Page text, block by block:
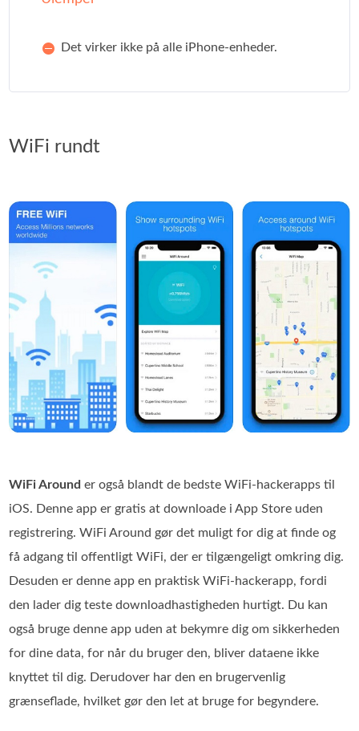
Det virker ikke på alle iPhone-enheder.
WiFi rundt
WiFi Around er også blandt de bedste WiFi‑hackerapps til
iOS. Denne app er gratis at downloade i App Store uden
registrering. WiFi Around gør det muligt for dig at finde og
få adgang til offentligt WiFi, der er tilgængeligt omkring dig.
Desuden er denne app en praktisk WiFi‑hackerapp, fordi
den lader dig teste downloadhastigheden hurtigt. Du kan
også bruge denne app uden at bekymre dig om sikkerheden
for dine data, for når du bruger den, bliver dataene ikke
knyttet til dig. Derudover har den en brugervenlig
grænseflade, hvilket gør den let at bruge for begyndere.